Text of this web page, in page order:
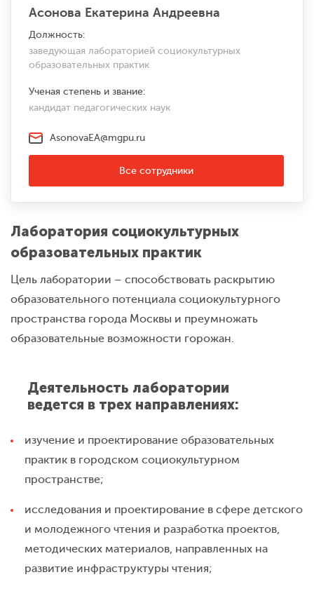
Асонова Екатерина Андреевна
Должность:
заведующая лабораторией социокультурных
образовательных практик
Ученая степень и звание:
кандидат педагогических наук
AsonovaEA@mgpu.ru
Все сотрудники
Лаборатория социокультурных
образовательных практик
Цель лаборатории – способствовать раскрытию
образовательного потенциала социокультурного
пространства города Москвы и преумножать
образовательные возможности горожан.
Деятельность лаборатории
ведется в трех направлениях:
изучение и проектирование образовательных
практик в городском социокультурном
пространстве;
исследования и проектирование в сфере детского
и молодежного чтения и разработка проектов,
методических материалов, направленных на
развитие инфраструктуры чтения;